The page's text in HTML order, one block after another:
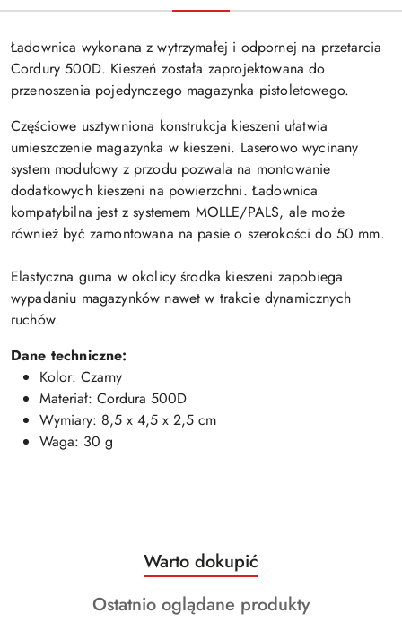
Ładownica wykonana z wytrzymałej i odpornej na przetarcia
Cordury 500D. Kieszeń została zaprojektowana do
przenoszenia pojedynczego magazynka pistoletowego.
Częściowe usztywniona konstrukcja kieszeni ułatwia
umieszczenie magazynka w kieszeni. Laserowo wycinany
system modułowy z przodu pozwala na montowanie
dodatkowych kieszeni na powierzchni. Ładownica
kompatybilna jest z systemem MOLLE/PALS, ale może
również być zamontowana na pasie o szerokości do 50 mm.
Elastyczna guma w okolicy środka kieszeni zapobiega
wypadaniu magazynków nawet w trakcie dynamicznych
ruchów.
Dane techniczne:
Kolor: Czarny
Materiał: Cordura 500D
Wymiary: 8,5 x 4,5 x 2,5 cm
Waga: 30 g
Pomiń karuzelę produktów
Produkty
o
statusie:
Warto dokupić
Produkty
Ostatnio oglądane produkty